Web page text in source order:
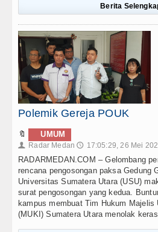
Berita
Polemik Gereja POUK
🔖 UMUM
👤 Radar Medan 🕔 17:05:29, 26 Mei
RADARMEDAN.COM – Gelombang
rencana pengosongan paksa Gedung
Universitas Sumatera Utara (USU)
surat pengosongan yang kedua.
kampus membuat Tim Hukum
(MUKI) Sumatera Utara menolak keras